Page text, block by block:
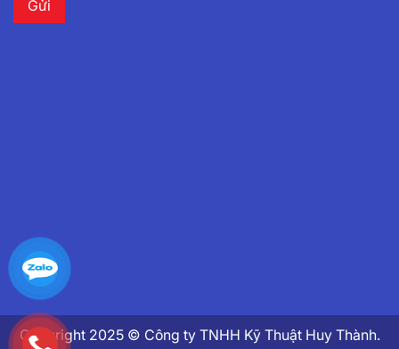
Copyright 2025 © Công ty TNHH Kỹ Thuật Huy Thành.